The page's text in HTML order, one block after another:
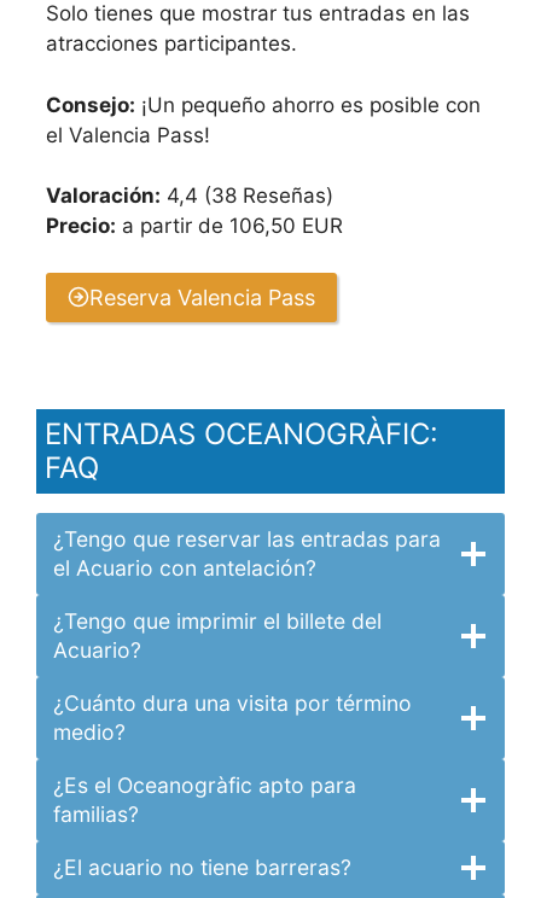
Solo tienes que mostrar tus entradas en las
atracciones participantes.
Consejo: ¡Un pequeño ahorro es posible con
el Valencia Pass!
Valoración: 4,4 (38 Reseñas)
Precio: a partir de 106,50 EUR
Reserva Valencia Pass
ENTRADAS OCEANOGRÀFIC:
FAQ
¿Tengo que reservar las entradas para
el Acuario con antelación?
¿Tengo que imprimir el billete del
Acuario?
¿Cuánto dura una visita por término
medio?
¿Es el Oceanogràfic apto para
familias?
¿El acuario no tiene barreras?